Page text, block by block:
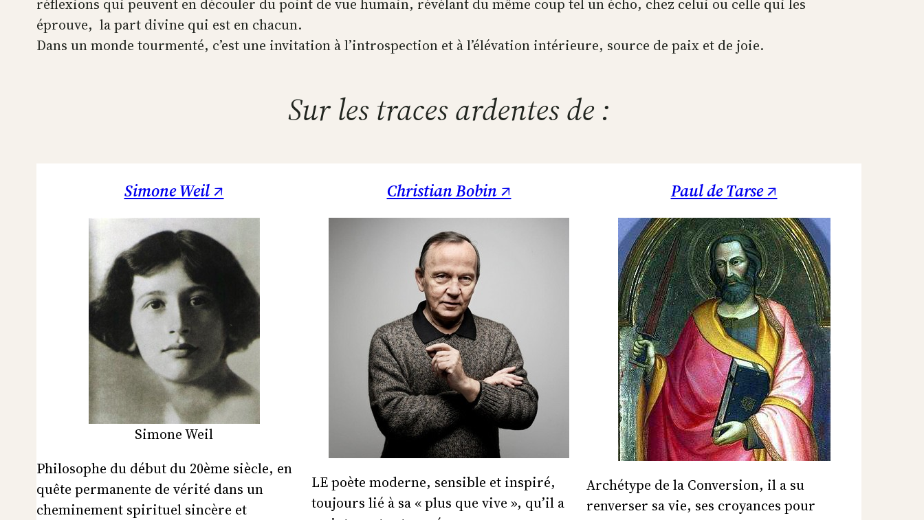
réflexions qui peuvent en découler du point de vue humain, révélant du même coup tel un écho, chez celui ou celle qui les
éprouve, la part divine qui est en chacun.
Dans un monde tourmenté, c’est une invitation à l’introspection et à l’élévation intérieure, source de paix et de joie.
Sur les traces ardentes de :
Simone Weil ↗
Simone Weil
Philosophe du début du 20ème siècle, en
quête permanente de vérité dans un
cheminement spirituel sincère et
Christian Bobin ↗
LE poète moderne, sensible et inspiré,
toujours lié à sa « plus que vive », qu’il a
Paul de Tarse ↗
Archétype de la Conversion, il a su
renverser sa vie, ses croyances pour